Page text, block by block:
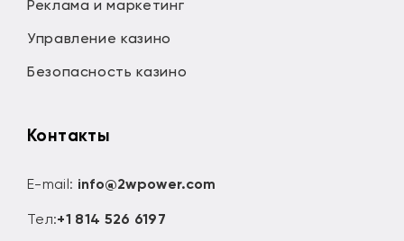
Реклама и маркетинг
Управление казино
Безопасность казино
Контакты
E-mail: info@2wpower.com
Тел:+1 814 526 6197